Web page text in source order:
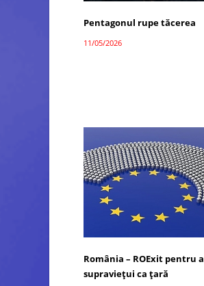
Pentagonul rupe tăcerea
11/05/2026
România – ROExit pentru a
supraviețui ca țară